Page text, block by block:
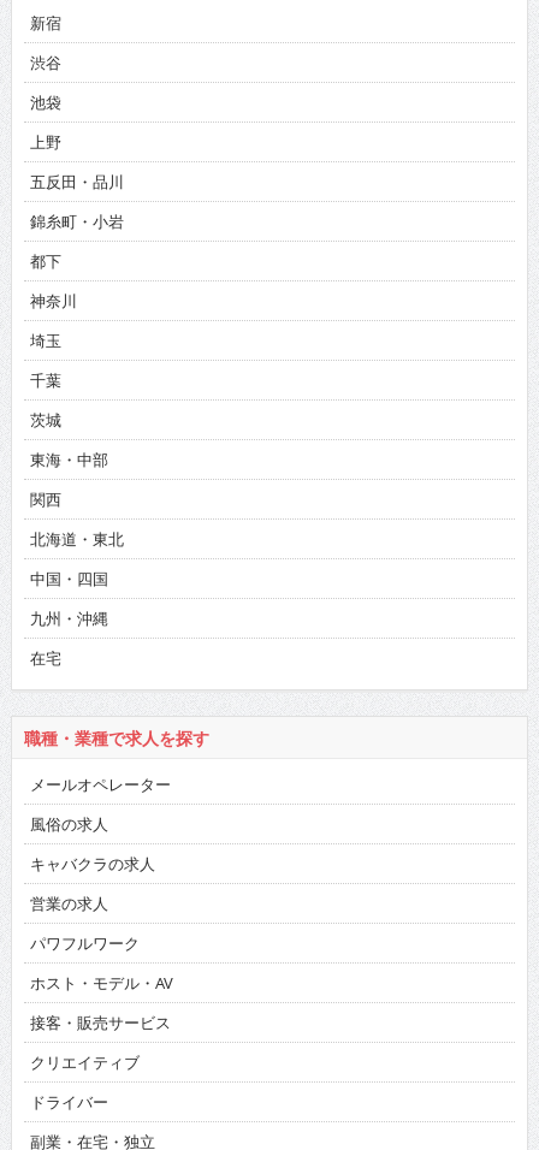
新宿
渋谷
池袋
上野
五反田・品川
錦糸町・小岩
都下
神奈川
埼玉
千葉
茨城
東海・中部
関西
北海道・東北
中国・四国
九州・沖縄
在宅
職種・業種で求人を探す
メールオペレーター
風俗の求人
キャバクラの求人
営業の求人
パワフルワーク
ホスト・モデル・AV
接客・販売サービス
クリエイティブ
ドライバー
副業・在宅・独立